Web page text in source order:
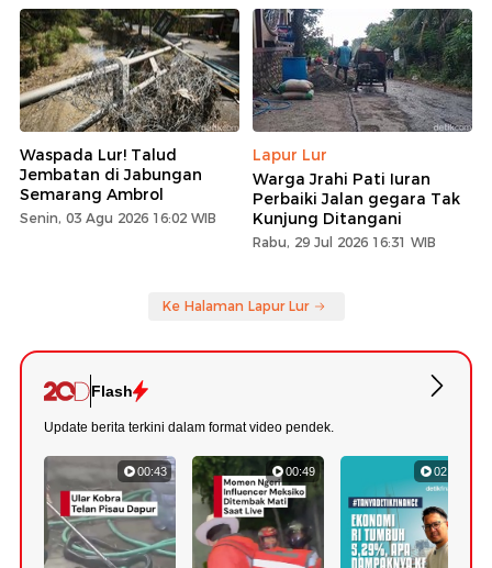
Waspada Lur! Talud
Jembatan di Jabungan
Semarang Ambrol
Senin, 03 Agu 2026 16:02 WIB
Lapur Lur
Warga Jrahi Pati Iuran
Perbaiki Jalan gegara Tak
Kunjung Ditangani
Rabu, 29 Jul 2026 16:31 WIB
Ke Halaman Lapur Lur
Flash
Update berita terkini dalam format video pendek.
00:43 00:49 02:52